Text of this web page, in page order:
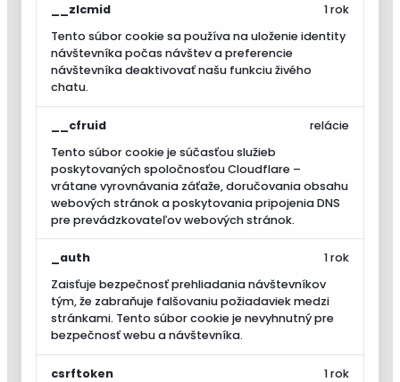
__zlcmid
Tento súbor cookie sa používa na uloženie identity
návštevníka počas návštev a preferencie
návštevníka deaktivovať našu funkciu živého
chatu.
1 rok
__cfruid
Tento súbor cookie je súčasťou služieb
poskytovaných spoločnosťou Cloudflare –
vrátane vyrovnávania záťaže, doručovania obsahu
webových stránok a poskytovania pripojenia DNS
pre prevádzkovateľov webových stránok.
relácie
_auth
Zaisťuje bezpečnosť prehliadania návštevníkov
tým, že zabraňuje falšovaniu požiadaviek medzi
stránkami. Tento súbor cookie je nevyhnutný pre
bezpečnosť webu a návštevníka.
1 rok
csrftoken
1 rok